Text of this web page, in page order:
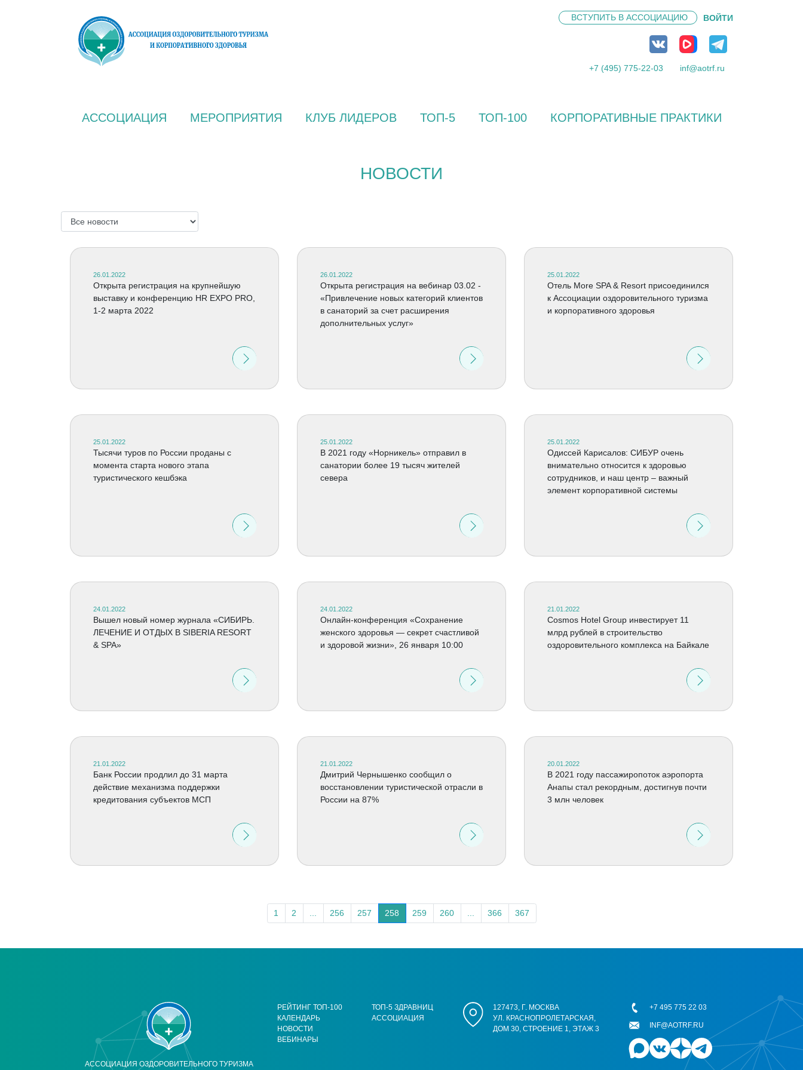
ВСТУПИТЬ В АССОЦИАЦИЮ ВОЙТИ
+7 (495) 775-22-03 inf@aotrf.ru
АССОЦИАЦИЯ МЕРОПРИЯТИЯ КЛУБ ЛИДЕРОВ ТОП-5 ТОП-100 КОРПОРАТИВНЫЕ ПРАКТИКИ
НОВОСТИ
26.01.2022
Открыта регистрация на крупнейшую
выставку и конференцию HR EXPO PRO,
1-2 марта 2022
26.01.2022
Открыта регистрация на вебинар 03.02 -
«Привлечение новых категорий клиентов
в санаторий за счет расширения
дополнительных услуг»
25.01.2022
Отель More SPA & Resort присоединился
к Ассоциации оздоровительного туризма
и корпоративного здоровья
25.01.2022
Тысячи туров по России проданы с
момента старта нового этапа
туристического кешбэка
25.01.2022
В 2021 году «Норникель» отправил в
санатории более 19 тысяч жителей
севера
25.01.2022
Одиссей Карисалов: СИБУР очень
внимательно относится к здоровью
сотрудников, и наш центр – важный
элемент корпоративной системы
24.01.2022
Вышел новый номер журнала «СИБИРЬ.
ЛЕЧЕНИЕ И ОТДЫХ В SIBERIA RESORT
& SPA»
24.01.2022
Онлайн-конференция «Сохранение
женского здоровья — секрет счастливой
и здоровой жизни», 26 января 10:00
21.01.2022
Cosmos Hotel Group инвестирует 11
млрд рублей в строительство
оздоровительного комплекса на Байкале
21.01.2022
Банк России продлил до 31 марта
действие механизма поддержки
кредитования субъектов МСП
21.01.2022
Дмитрий Чернышенко сообщил о
восстановлении туристической отрасли в
России на 87%
20.01.2022
В 2021 году пассажиропоток аэропорта
Анапы стал рекордным, достигнув почти
3 млн человек
1 2 256 257 258 259 260 366 367
АССОЦИАЦИЯ ОЗДОРОВИТЕЛЬНОГО ТУРИЗМА
РЕЙТИНГ ТОП-100
КАЛЕНДАРЬ
НОВОСТИ
ВЕБИНАРЫ
ТОП-5 ЗДРАВНИЦ
АССОЦИАЦИЯ
127473, Г. МОСКВА
УЛ. КРАСНОПРОЛЕТАРСКАЯ,
ДОМ 30, СТРОЕНИЕ 1, ЭТАЖ 3
+7 495 775 22 03
INF@AOTRF.RU